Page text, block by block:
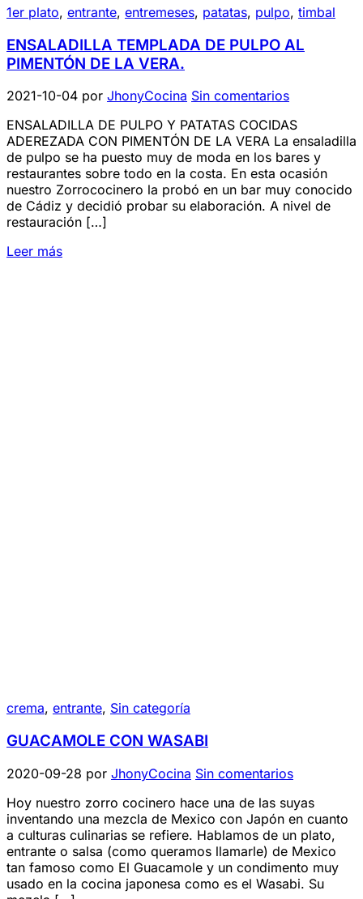
1er plato, entrante, entremeses, patatas, pulpo, timbal
ENSALADILLA TEMPLADA DE PULPO AL
PIMENTÓN DE LA VERA.
2021-10-04 por JhonyCocina Sin comentarios
ENSALADILLA DE PULPO Y PATATAS COCIDAS
ADEREZADA CON PIMENTÓN DE LA VERA La ensaladilla
de pulpo se ha puesto muy de moda en los bares y
restaurantes sobre todo en la costa. En esta ocasión
nuestro Zorrococinero la probó en un bar muy conocido
de Cádiz y decidió probar su elaboración. A nivel de
restauración […]
Leer más
crema, entrante, Sin categoría
GUACAMOLE CON WASABI
2020-09-28 por JhonyCocina Sin comentarios
Hoy nuestro zorro cocinero hace una de las suyas
inventando una mezcla de Mexico con Japón en cuanto
a culturas culinarias se refiere. Hablamos de un plato,
entrante o salsa (como queramos llamarle) de Mexico
tan famoso como El Guacamole y un condimento muy
usado en la cocina japonesa como es el Wasabi. Su